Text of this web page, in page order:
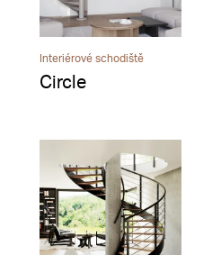
Interiérové schodiště
Circle